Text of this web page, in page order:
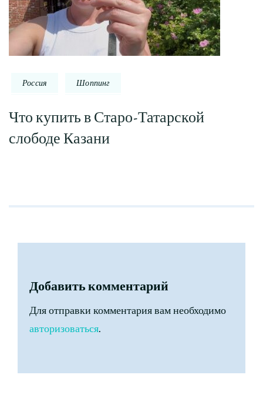
Россия Шоппинг
Что купить в Старо-Татарской
слободе Казани
Добавить комментарий
Для отправки комментария вам необходимо
авторизоваться.